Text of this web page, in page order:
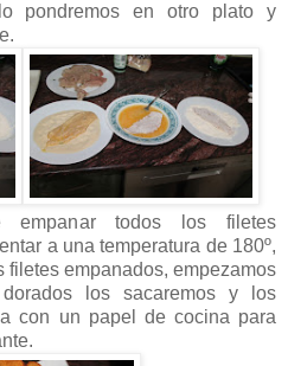
pondremos en otro plato y
empanar todos los filetes
a una temperatura de 180º,
filetes empanados, empezamos
los sacaremos y los
con un papel de cocina para